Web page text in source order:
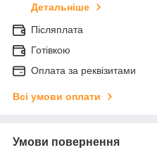
Детальніше
Післяплата
Готівкою
Оплата за реквізитами
Всі умови оплати
Умови повернення